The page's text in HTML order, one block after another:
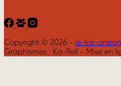
Copyright © 2026 - le-ka-
Graphismes : Ka-Rell - Mise en